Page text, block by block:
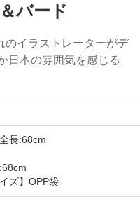
バード
のイラストレーターがデ
日本の雰囲気を感じる
長:68cm
ズ】OPP袋